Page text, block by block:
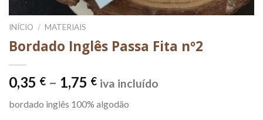
INÍCIO / MATERIAIS
Bordado Inglês Passa Fita nº2
0,35 € – 1,75 €Price
0,35 €
iva incluído
bordado inglês 100% algodão